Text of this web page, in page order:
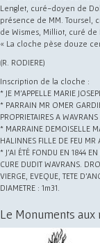
Lenglet, curé-doyen de
présence de MM. Toursel,
de Wismes, Milliot, curé de
« La cloche pèse douze
(R. RODIERE)
Inscription de la cloche :
* JE M'APPELLE MARIE
* PARRAIN MR OMER
PROPRIETAIRES A WAVRANS
* MARRAINE DEMOISELLE
HALINNES FILLE DE FEU MR
* J'AI ÉTÉ FONDU EN 1844
CURE DUDIT WAVRANS.
VIERGE, EVEQUE, TETE
DIAMETRE : 1m31.
Le Monuments aux